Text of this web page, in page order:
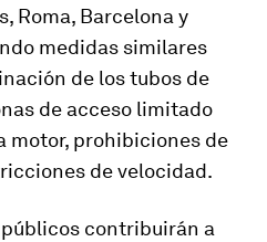
Roma, Barcelona y
medidas similares
de los tubos de
de acceso limitado
motor, prohibiciones de
de velocidad.
contribuirán a